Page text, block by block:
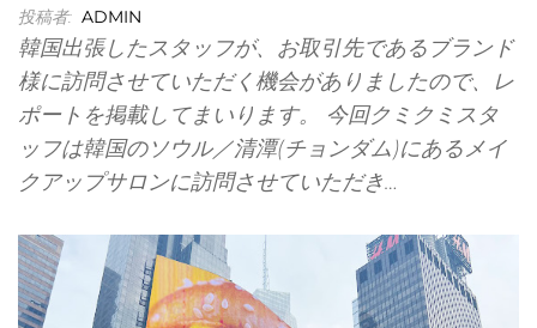
イ・オ
もれ
投稿者: ADMIN
韓国出張したスタッフが、お取引先であるブランド
様に訪問させていただく機会がありましたので、レ
ポートを掲載してまいります。 今回クミクミスタ
ッフは韓国のソウル／清潭(チョンダム)にあるメイ
クアップサロンに訪問させていただき…